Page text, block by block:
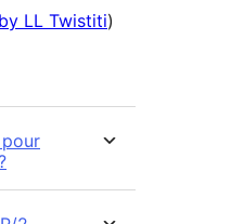
by LL Twistiti)
pour